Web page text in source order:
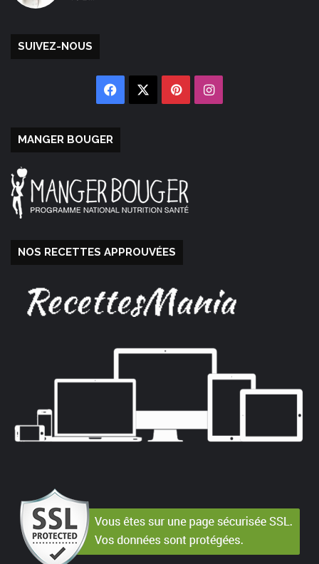
SUIVEZ-NOUS
Facebook PinterestInstagram
MANGER BOUGER
NOS RECETTES APPROUVÉES